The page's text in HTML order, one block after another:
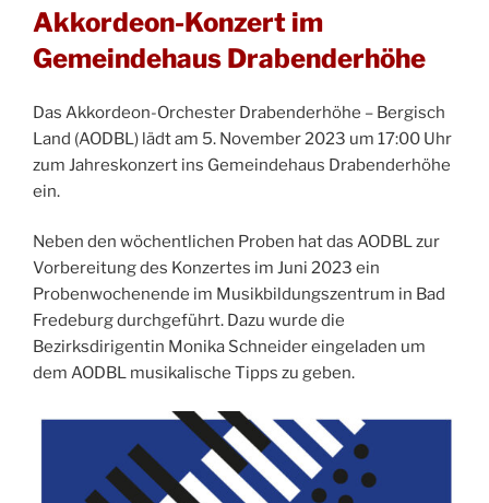
AM
Akkordeon-Konzert im
Gemeindehaus Drabenderhöhe
Das Akkordeon-Orchester Drabenderhöhe – Bergisch
Land (AODBL) lädt am 5. November 2023 um 17:00 Uhr
zum Jahreskonzert ins Gemeindehaus Drabenderhöhe
ein.
Neben den wöchentlichen Proben hat das AODBL zur
Vorbereitung des Konzertes im Juni 2023 ein
Probenwochenende im Musikbildungszentrum in Bad
Fredeburg durchgeführt. Dazu wurde die
Bezirksdirigentin Monika Schneider eingeladen um
dem AODBL musikalische Tipps zu geben.